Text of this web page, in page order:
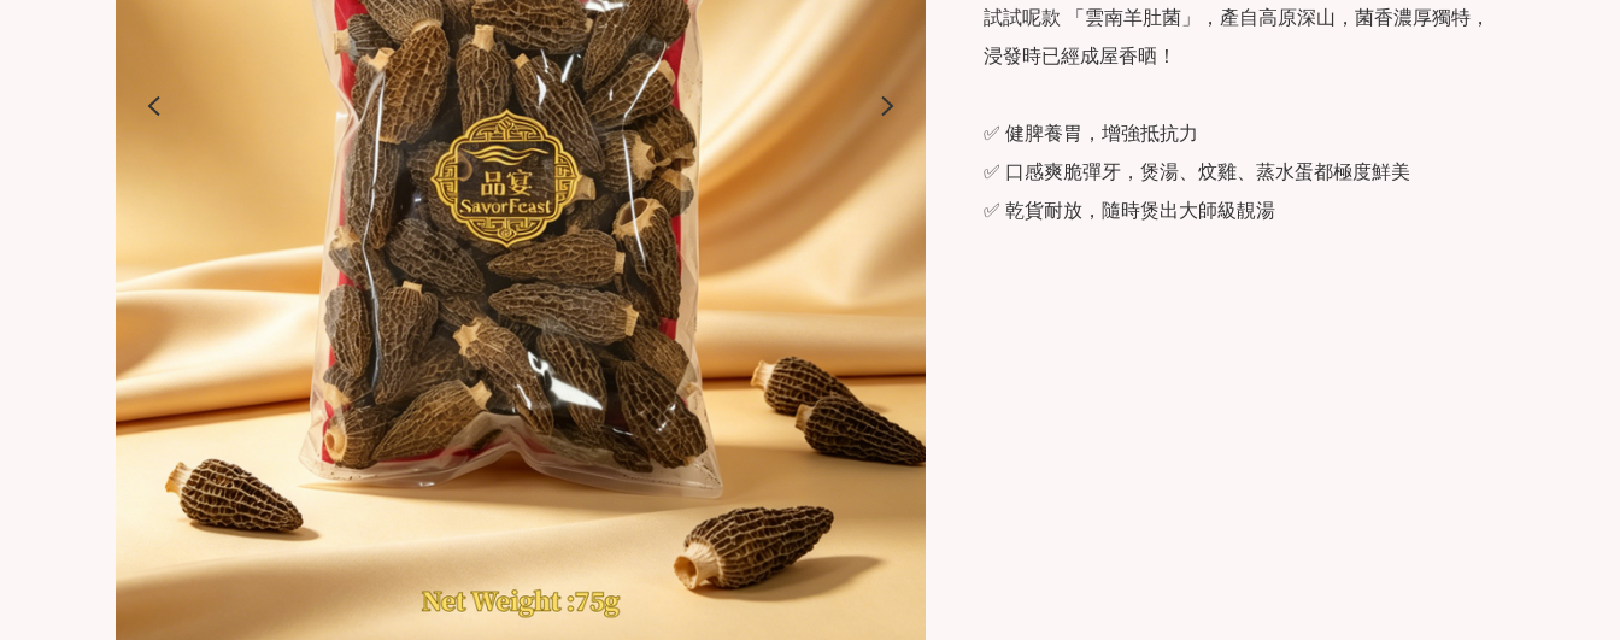
試試呢款 「雲南羊肚菌」，產自高原深山，菌香濃厚獨特，
浸發時已經成屋香晒！
✅ 健脾養胃，增強抵抗力
✅ 口感爽脆彈牙，煲湯、炆雞、蒸水蛋都極度鮮美
✅ 乾貨耐放，隨時煲出大師級靚湯